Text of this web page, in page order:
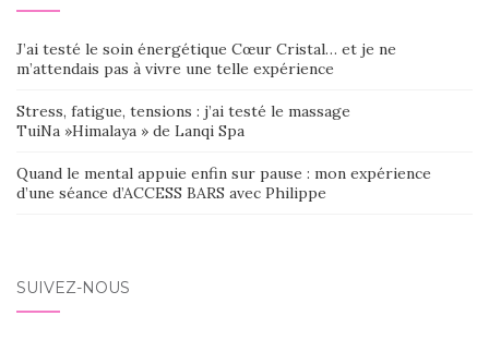
DES
ARTICLES
J’ai testé le soin énergétique Cœur Cristal… et je ne
m’attendais pas à vivre une telle expérience
Stress, fatigue, tensions : j’ai testé le massage
TuiNa »Himalaya » de Lanqi Spa
Quand le mental appuie enfin sur pause : mon expérience
d’une séance d’ACCESS BARS avec Philippe
SUIVEZ-NOUS